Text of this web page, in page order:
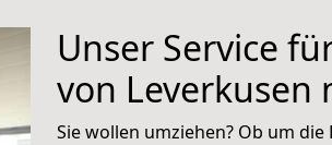
Unser Service
von
Sie wollen umziehen? Ob um